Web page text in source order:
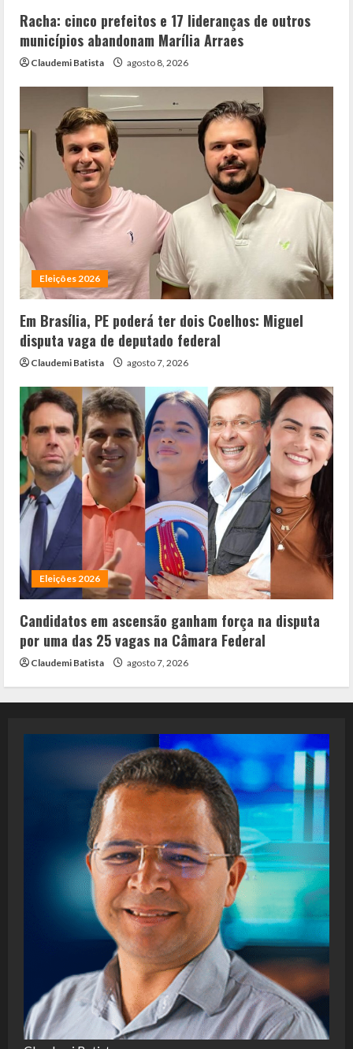
Racha: cinco prefeitos e 17 lideranças de outros
municípios abandonam Marília Arraes
Claudemi Batista agosto 8, 2026
Eleições 2026
Em Brasília, PE poderá ter dois Coelhos: Miguel
disputa vaga de deputado federal
Claudemi Batista agosto 7, 2026
Eleições 2026
Candidatos em ascensão ganham força na disputa
por uma das 25 vagas na Câmara Federal
Claudemi Batista agosto 7, 2026